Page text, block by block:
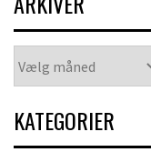
KATEGORIER